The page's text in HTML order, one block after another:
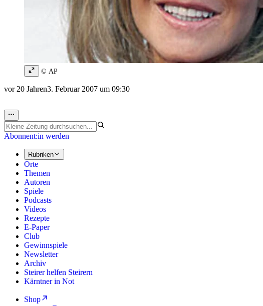
© AP
vor 20 Jahren3. Februar 2007 um 09:30
Abonnent:in werden
Rubriken
Orte
Themen
Autoren
Spiele
Podcasts
Videos
Rezepte
E-Paper
Club
Gewinnspiele
Newsletter
Archiv
Steirer helfen Steirern
Kärntner in Not
Shop